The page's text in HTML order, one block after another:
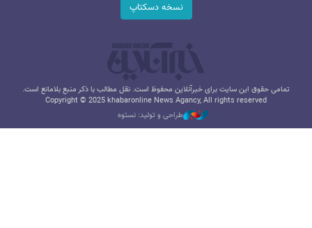
نسخه دسکتاپ
تمامی حقوق این سایت برای خبرآنلاین محفوظ است. نقل مطالب با ذکر منبع بلامانع است.
Copyright © 2025 khabaronline News Agancy, All rights reserved
طراحی و تولید: نستوه